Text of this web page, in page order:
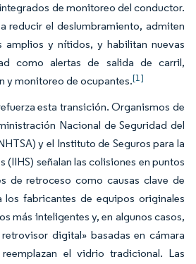
de monitoreo del conductor.
reducir el deslumbramiento, admiten
amplios y nítidos, y habilitan nuevas
como alertas de salida de carril,
y monitoreo de ocupantes.[1]
esta transición. Organismos de
Nacional de Seguridad del
y el Instituto de Seguros para la
(IIHS) señalan las colisiones en puntos
de retroceso como causas clave de
los fabricantes de equipos originales
más inteligentes y, en algunos casos,
digital» basadas en cámara
el vidrio tradicional. Las